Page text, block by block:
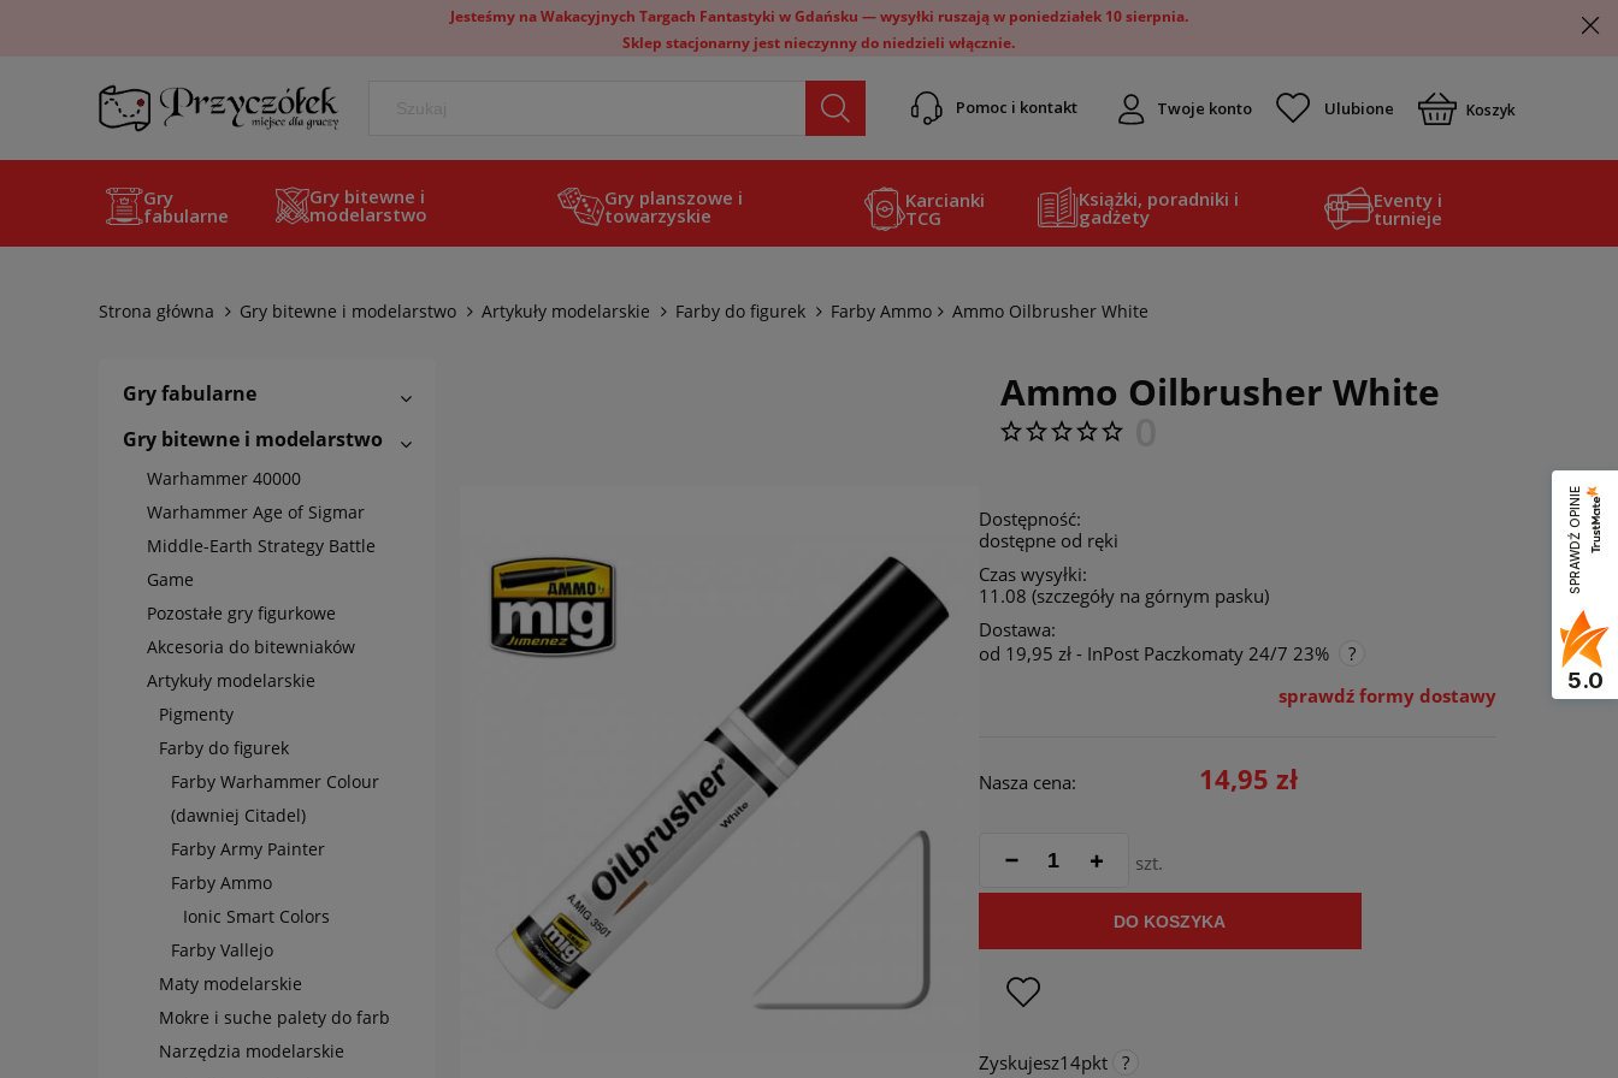
Jesteśmy na Wakacyjnych Targach Fantastyki w Gdańsku — wysyłki ruszają w poniedziałek 10 sierpnia.
Sklep stacjonarny jest nieczynny do niedzieli włącznie.
Pomoc i kontakt Twoje konto Koszyk
Gry
fabularne
Gry bitewne i
modelarstwo
Gry planszowe i
towarzyskie
Karcianki
TCG
Książki, poradniki i
gadżety
Eventy i
turnieje
Strona główna Gry bitewne i modelarstwo Artykuły modelarskie Farby do figurek Farby Ammo Ammo Oilbrusher White
Gry fabularne
Gry bitewne i modelarstwo
Warhammer 40000
Warhammer Age of Sigmar
Middle-Earth Strategy Battle
Game
Pozostałe gry figurkowe
Akcesoria do bitewniaków
Artykuły modelarskie
Pigmenty
Farby do figurek
Farby Warhammer Colour
(dawniej Citadel)
Farby Army Painter
Farby Ammo
Ionic Smart Colors
Farby Vallejo
Maty modelarskie
Mokre i suche palety do farb
Narzędzia modelarskie
Ammo Oilbrusher White
Dostępność:
dostępne od ręki
Czas wysyłki:
11.08 (szczegóły na górnym pasku)
Dostawa:
od 19,95 zł - InPost Paczkomaty 24/7 23%
Cena nie zawiera ewentualnych kosztów
sprawdź formy dostawy
Nasza cena: 14,95 zł
szt.
DO KOSZYKA
Zyskujesz14pkt
SPRAWDŹ OPINIE
5.0